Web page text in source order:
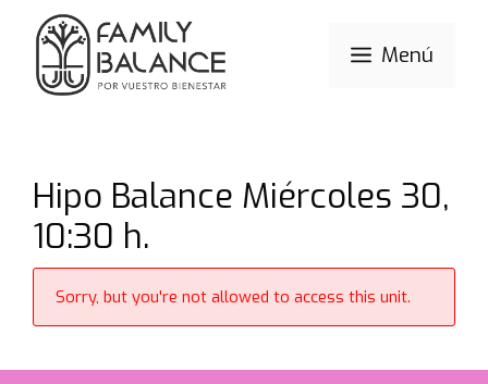
Saltar
contenido
Menú
Hipo Balance Miércoles 30,
10:30 h.
Sorry, but you're not allowed to access this unit.